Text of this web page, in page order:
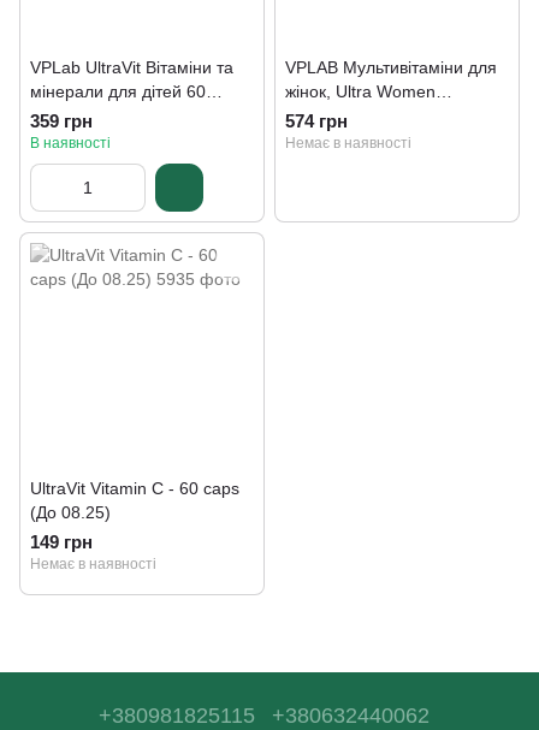
VPLab UltraVit Вітаміни та
мінерали для дітей 60
таблеток
359 грн
В наявності
VPLAB Мультивітаміни для
жінок, Ultra Women
Multivitamin Formula - 90
caps
574 грн
Немає в наявності
UltraVit Vitamin C - 60 caps
(До 08.25)
149 грн
Немає в наявності
+380981825115 +380632440062